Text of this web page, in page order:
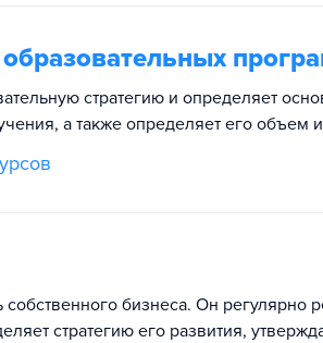
стратегию и определяет
а также определяет его объем
собственного бизнеса. Он
стратегию его развития,